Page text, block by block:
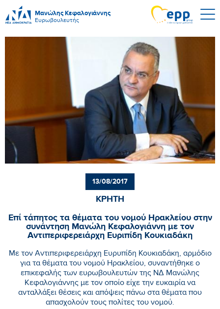
Μανώλης Κεφαλογιάννης
Ευρωβουλευτής
13/08/2017
ΚΡΗΤΗ
Επί τάπητος τα θέματα του νομού Ηρακλείου στην
συνάντηση Μανώλη Κεφαλογιάννη με τον
Αντιπεριφερειάρχη Ευριπίδη Κουκιαδάκη
Με τον Αντιπεριφερειάρχη Ευρυπίδη Κουκιαδάκη, αρμόδιο
για τα θέματα του νομού Ηρακλείου, συναντήθηκε ο
επικεφαλής των ευρωβουλευτών της ΝΔ Μανώλης
Κεφαλογιάννης με τον οποίο είχε την ευκαιρία να
ανταλλάξει θέσεις και απόψεις πάνω στα θέματα που
απασχολούν τους πολίτες του νομού.